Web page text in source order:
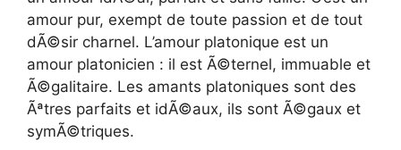
amour pur, exempt de toute passion et de tout
dÃ©sir charnel. L’amour platonique est un
amour platonicien : il est Ã©ternel, immuable et
Ã©galitaire. Les amants platoniques sont des
Ãªtres parfaits et idÃ©aux, ils sont Ã©gaux et
symÃ©triques.